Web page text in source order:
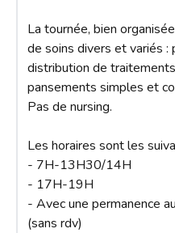
La tournée, bien
de soins divers et variés :
distribution de
pansements simples et
Pas de nursing.
Les horaires sont les
- 7H-13H30/14H
- 17H-19H
- Avec une permanence
(sans rdv)